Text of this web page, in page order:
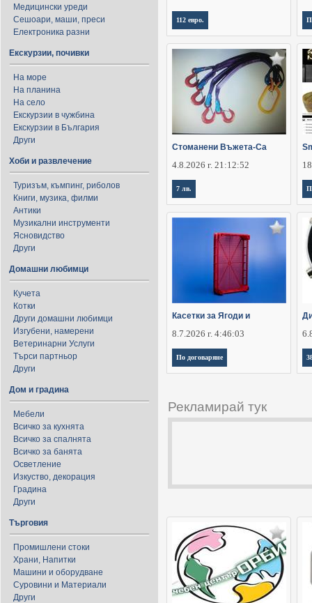
Медицински уреди
Сешоари, маши, преси
Електроника разни
Екскурзии, почивки
На море
На планина
На село
Екскурзии в чужбина
Екскурзии в България
Други
Хоби и развлечение
Туризъм, къмпинг, риболов
Книги, музика, филми
Антики
Музикални инструменти
Ясновидство
Други
Домашни любимци
Кучета
Котки
Други домашни любимци
Изгубени, намерени
Ветеринарни Услуги
Търси партньор
Други
Дом и градина
Мебели
Всичко за кухнята
Всичко за спалнята
Всичко за банята
Осветление
Изкуство, декорация
Градина
Други
Търговия
Промишлени стоки
Храни, Напитки
Машини и оборудване
Суровини и Материали
Други
112 евро.
Стоманени Въжета-Са
4.8.2026 г. 21:12:52
7 лв.
Касетки за Ягоди и
8.7.2026 г. 4:46:03
По договаряне
Рекламирай тук